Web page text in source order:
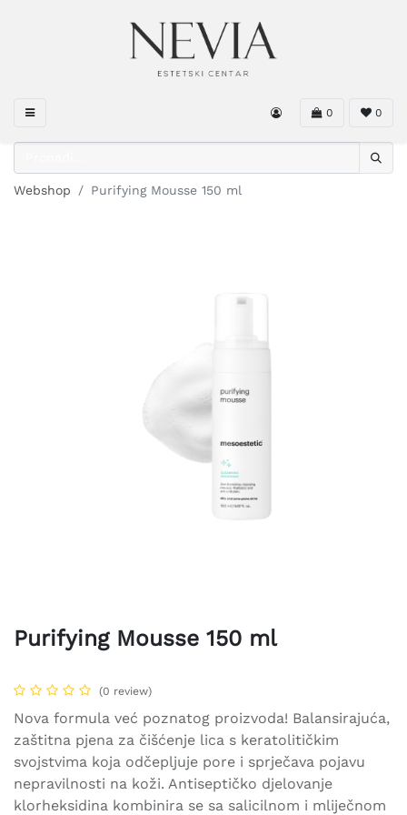
0 0
Webshop Purifying Mousse 150 ml
Purifying Mousse 150 ml
(0 review)
Nova formula već poznatog proizvoda! Balansirajuća,
zaštitna pjena za čišćenje lica s keratolitičkim
svojstvima koja odčepljuje pore i sprječava pojavu
nepravilnosti na koži. Antiseptičko djelovanje
klorheksidina kombinira se sa salicilnom i mliječnom